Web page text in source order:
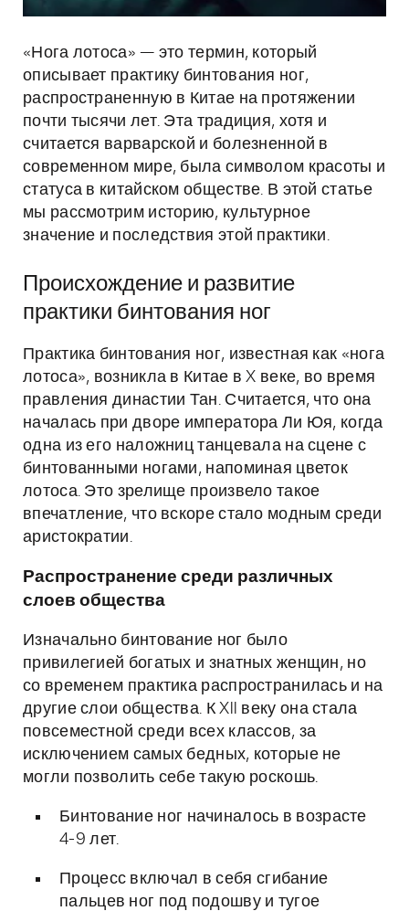
«Нога лотоса» — это термин, который
описывает практику бинтования ног,
распространенную в Китае на протяжении
почти тысячи лет. Эта традиция, хотя и
считается варварской и болезненной в
современном мире, была символом красоты и
статуса в китайском обществе. В этой статье
мы рассмотрим историю, культурное
значение и последствия этой практики.
Происхождение и развитие
практики бинтования ног
Практика бинтования ног, известная как «нога
лотоса», возникла в Китае в X веке, во время
правления династии Тан. Считается, что она
началась при дворе императора Ли Юя, когда
одна из его наложниц танцевала на сцене с
бинтованными ногами, напоминая цветок
лотоса. Это зрелище произвело такое
впечатление, что вскоре стало модным среди
аристократии.
Распространение среди различных
слоев общества
Изначально бинтование ног было
привилегией богатых и знатных женщин, но
со временем практика распространилась и на
другие слои общества. К XII веку она стала
повсеместной среди всех классов, за
исключением самых бедных, которые не
могли позволить себе такую роскошь.
Бинтование ног начиналось в возрасте
4-9 лет.
Процесс включал в себя сгибание
пальцев ног под подошву и тугое